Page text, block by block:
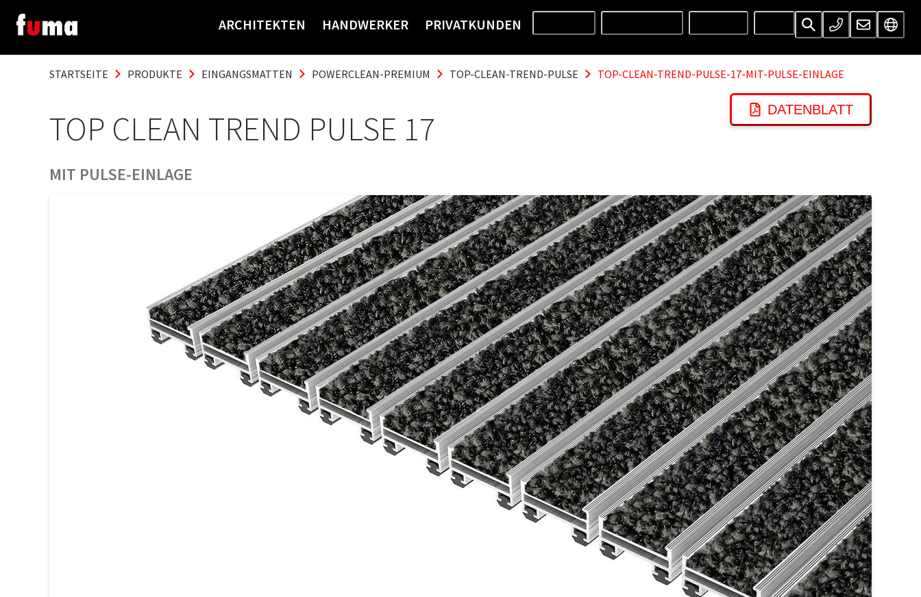
ARCHITEKTEN HANDWERKER PRIVATKUNDEN
STARTSEITE PRODUKTE EINGANGSMATTEN POWERCLEAN-PREMIUM TOP-CLEAN-TREND-PULSE TOP-CLEAN-TREND-PULSE-17-MIT-PULSE-EINLAGE
TOP CLEAN TREND PULSE 17
MIT PULSE-EINLAGE
DATENBLATT